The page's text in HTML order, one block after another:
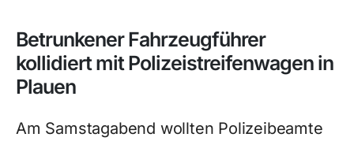
Betrunkener Fahrzeugführer
kollidiert mit Polizeistreifenwagen in
Plauen
Am Samstagabend wollten Polizeibeamte